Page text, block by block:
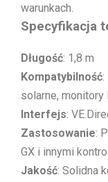
warunkach.
Specyfikacja
Długość: 1,8 m
Kompatybilność:
solarne, monitory
Interfejs:
Zastosowanie:
GX i innymi
Jakość: Solidna